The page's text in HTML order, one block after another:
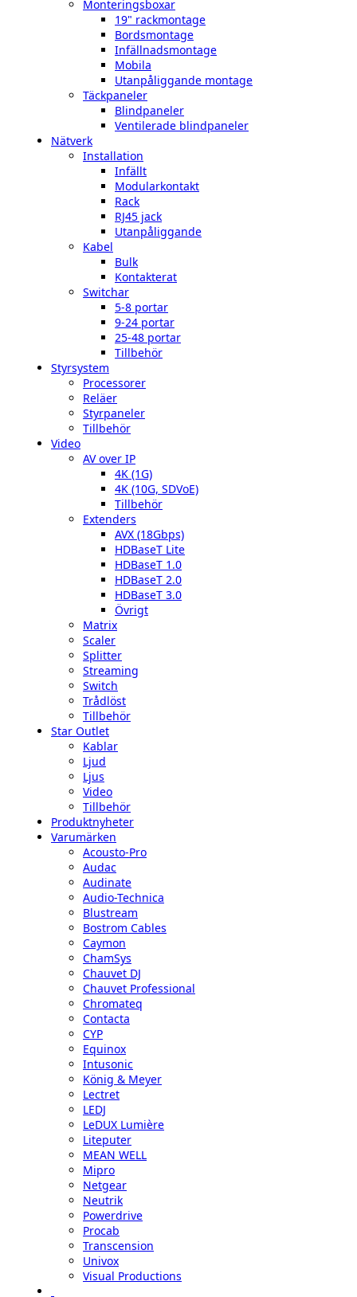
Monteringsboxar
19" rackmontage
Bordsmontage
Infällnadsmontage
Mobila
Utanpåliggande montage
Täckpaneler
Blindpaneler
Ventilerade blindpaneler
Nätverk
Installation
Infällt
Modularkontakt
Rack
RJ45 jack
Utanpåliggande
Kabel
Bulk
Kontakterat
Switchar
5-8 portar
9-24 portar
25-48 portar
Tillbehör
Styrsystem
Processorer
Reläer
Styrpaneler
Tillbehör
Video
AV over IP
4K (1G)
4K (10G, SDVoE)
Tillbehör
Extenders
AVX (18Gbps)
HDBaseT Lite
HDBaseT 1.0
HDBaseT 2.0
HDBaseT 3.0
Övrigt
Matrix
Scaler
Splitter
Streaming
Switch
Trådlöst
Tillbehör
Star Outlet
Kablar
Ljud
Ljus
Video
Tillbehör
Produktnyheter
Varumärken
Acousto-Pro
Audac
Audinate
Audio-Technica
Blustream
Bostrom Cables
Caymon
ChamSys
Chauvet DJ
Chauvet Professional
Chromateq
Contacta
CYP
Equinox
Intusonic
König & Meyer
Lectret
LEDJ
LeDUX Lumière
Liteputer
MEAN WELL
Mipro
Netgear
Neutrik
Powerdrive
Procab
Transcension
Univox
Visual Productions